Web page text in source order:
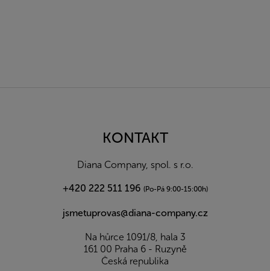
KONTAKT
Diana Company, spol. s r.o.
+420 222 511 196 (Po-Pá 9:00-15:00h)
jsmetuprovas@diana-company.cz
Na hůrce 1091/8, hala 3
161 00 Praha 6 - Ruzyně
Česká republika